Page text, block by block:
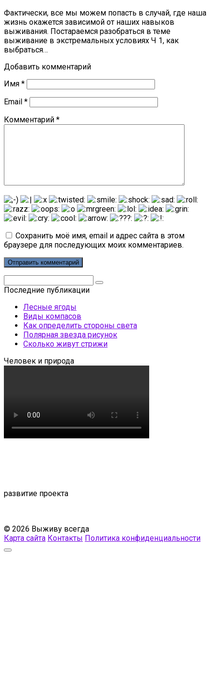
Фактически, все мы можем попасть в случай, где наша
жизнь окажется зависимой от наших навыков
выживания. Постараемся разобраться в теме
выживание в экстремальных условиях Ч 1, как
выбраться…
Добавить комментарий
Имя *
Email *
Комментарий *
Сохранить моё имя, email и адрес сайта в этом
браузере для последующих моих комментариев.
Последние публикации
Лесные ягоды
Виды компасов
Как определить стороны света
Полярная звезда рисунок
Сколько живут стрижи
Человек и природа
развитие проекта
© 2026 Выживу всегда
Карта сайта Контакты Политика конфиденциальности